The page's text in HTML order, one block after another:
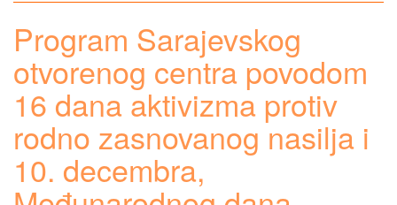
Program Sarajevskog
otvorenog centra povodom
16 dana aktivizma protiv
rodno zasnovanog nasilja i
10. decembra,